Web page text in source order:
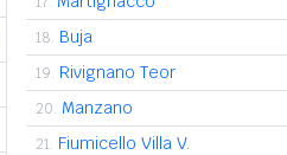
18. Buja
19. Rivignano Teor
20. Manzano
21. Fiumicello Villa V.